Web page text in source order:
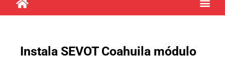
Instala SEVOT Coahuila módulo